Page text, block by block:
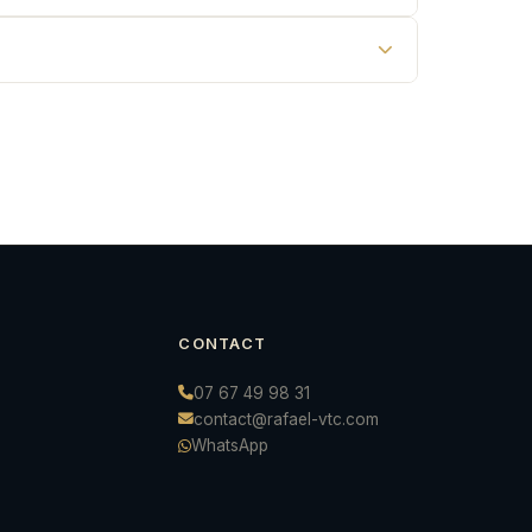
CONTACT
07 67 49 98 31
contact@rafael-vtc.com
WhatsApp